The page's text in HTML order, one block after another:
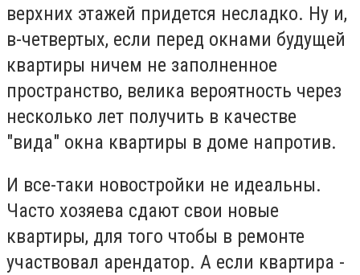
верхних этажей придется несладко. Ну и,
в-четвертых, если перед окнами будущей
квартиры ничем не заполненное
пространство, велика вероятность через
несколько лет получить в качестве
"вида" окна квартиры в доме напротив.
И все-таки новостройки не идеальны.
Часто хозяева сдают свои новые
квартиры, для того чтобы в ремонте
участвовал арендатор. А если квартира -